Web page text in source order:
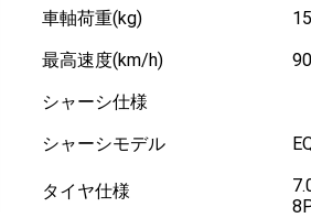
車軸荷重(kg)
最高速度(km/h)
90
シャーシ仕様
シャーシモデル
タイヤ仕様